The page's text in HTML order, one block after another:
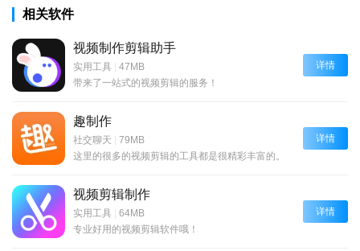
相关软件
视频制作剪辑助手
实用工具 | 47MB
带来了一站式的视频剪辑的服务！
详情
趣制作
社交聊天 | 79MB
这里的很多的视频剪辑的工具都是很精彩丰富的。
详情
视频剪辑制作
实用工具 | 64MB
专业好用的视频剪辑软件哦！
详情